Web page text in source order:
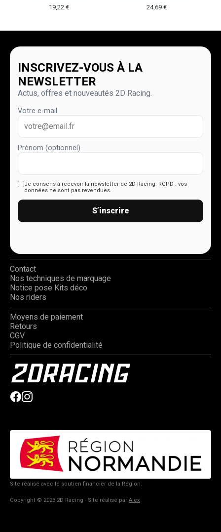
19,22 € 24,69 €
INSCRIVEZ-VOUS À LA
NEWSLETTER
Actus, offres et nouveautés 2D Racing.
Votre e-mail
Prénom (optionnel)
Je consens à recevoir la newsletter de 2D Racing. RGPD : vos
données ne sont pas revendues.
S’inscrire
Contact
Nos techniques de marquage
Notice pose Kits déco
Nos riders
Moyens de paiement
Retours
CGV
Politique de confidentialité
Site réalisé avec le soutien financier de la Région.
Copyright © 2023 2D Racing - Site réalisé par Alex